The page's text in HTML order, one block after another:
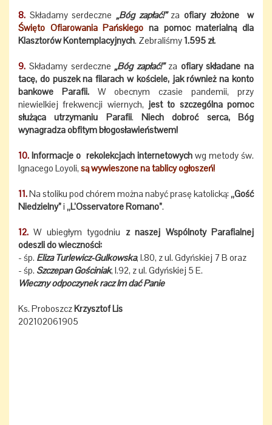
8. Składamy serdeczne „Bóg zapłać!” zaofiary złożone w
Święto Ofiarowania Pańskiego na pomoc materialną dla
Klasztorów Kontemplacyjnych. Zebraliśmy1.595 zł.
9. Składamy serdeczne „Bóg zapłać!”za ofiary składane na
tacę, do puszek na filarach w kościele, jak również na konto
bankowe Parafii. W obecnym czasie pandemii, przy
niewielkiej frekwencji wiernych, jest to szczególna pomoc
służąca utrzymaniu Parafii.Niech dobroć serca, Bóg
wynagradza obfitym błogosławieństwem!
10. Informacje o rekolekcjach internetowychwg metody św.
Ignacego Loyoli, są wywieszone na tablicy ogłoszeń!
11.Na stoliku pod chórem można nabyć prasę katolicką: „Gość
Niedzielny”i „L’Osservatore Romano”.
12. W ubiegłym tygodniu z naszej Wspólnoty Parafialnej
odeszli do wieczności:
- śp. Eliza Turlewicz-Gulkowska, l.80, z ul. Gdyńskiej 7 B oraz
- śp. Szczepan Gościniak, l.92, z ul. Gdyńskiej 5 E.
Wieczny odpoczynek racz Im dać Panie
Ks. ProboszczKrzysztof Lis
202102061905